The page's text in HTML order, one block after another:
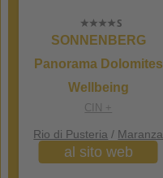
SONNENBERG
Panorama Dolomites
Wellbeing
CIN +
Rio di Pusteria / Maranza
al sito web